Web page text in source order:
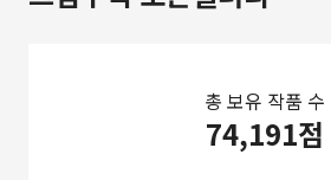
총 보유 작품 수
74,191점